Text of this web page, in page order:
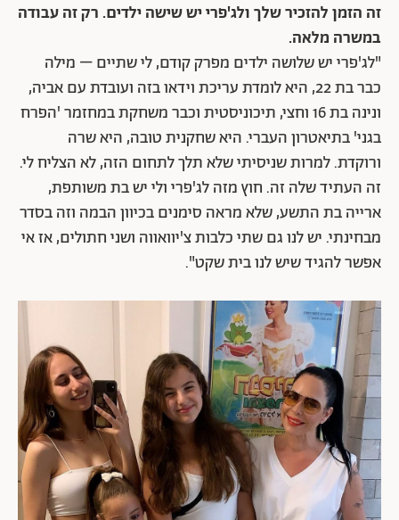
זה הזמן להזכיר שלך ולג'פרי יש שישה ילדים. רק זה עבודה
במשרה מלאה.
"לג'פרי יש שלושה ילדים מפרק קודם, לי שתיים – מילה
כבר בת 22, היא לומדת עריכת וידאו בזה ועובדת עם אביה,
ונינה בת 16 וחצי, תיכוניסטית וכבר משחקת במחזמר 'הפרח
בגני' בתיאטרון העברי. היא שחקנית טובה, היא שרה
ורוקדת. למרות שניסיתי שלא תלך לתחום הזה, לא הצליח לי.
זה העתיד שלה זה. חוץ מזה לג'פרי ולי יש בת משותפת,
ארייה בת התשע, שלא מראה סימנים בכיוון הבמה וזה בסדר
מבחינתי. יש לנו גם שתי כלבות צ'יוואווה ושני חתולים, אז אי
אפשר להגיד שיש לנו בית שקט".